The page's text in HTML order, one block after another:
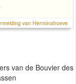
van Herminahoeve
van de Bouvier des